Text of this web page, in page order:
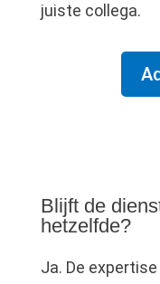
juiste collega.
Blijft de
hetzelfde?
Ja. De